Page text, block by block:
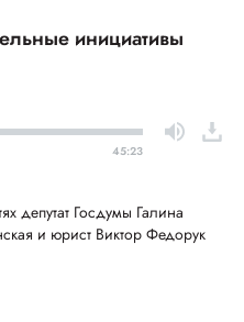
инициативы
45:23
депутат Госдумы Галина
и юрист Виктор Федорук